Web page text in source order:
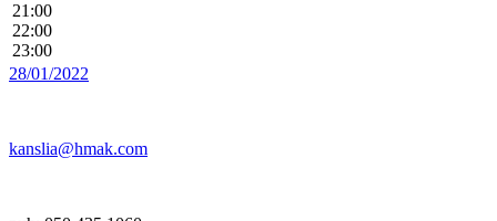
21:00
22:00
23:00
28/01/2022
kanslia@hmak.com